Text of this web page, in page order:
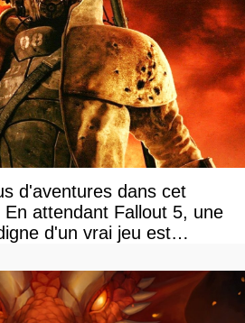
d'aventures dans cet
attendant Fallout 5, une
d'un vrai jeu est